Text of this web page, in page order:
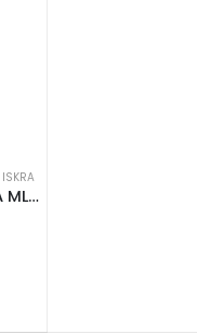
ISKRA
Bateriska bušilica ISKRA ML-CD92-180